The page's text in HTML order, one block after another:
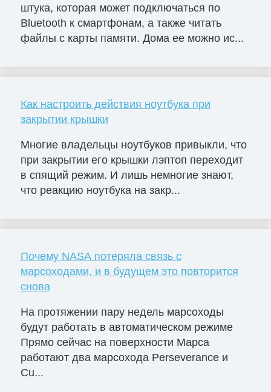
штука, которая может подключаться по
Bluetooth к смартфонам, а также читать
файлы с карты памяти. Дома ее можно ис...
Как настроить действия ноутбука при
закрытии крышки
Многие владельцы ноутбуков привыкли, что
при закрытии его крышки лэптоп переходит
в спящий режим. И лишь немногие знают,
что реакцию ноутбука на закр...
Почему NASA потеряла связь с
марсоходами, и в будущем это повторится
снова
На протяжении пару недель марсоходы
будут работать в автоматическом режиме
Прямо сейчас на поверхности Марса
работают два марсохода Perseverance и
Cu...